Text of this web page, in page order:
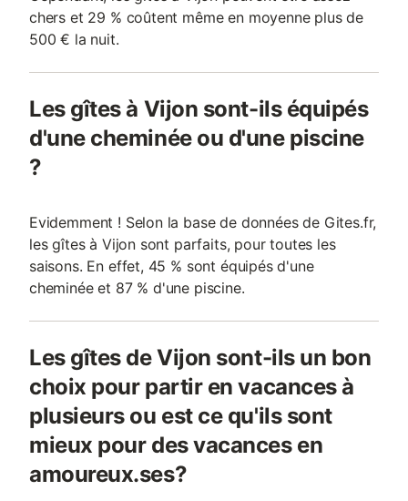
chers et 29 % coûtent même en moyenne plus de
500 € la nuit.
Les gîtes à Vijon sont-ils équipés
d'une cheminée ou d'une piscine
?
Evidemment ! Selon la base de données de Gites.fr,
les gîtes à Vijon sont parfaits, pour toutes les
saisons. En effet, 45 % sont équipés d'une
cheminée et 87 % d'une piscine.
Les gîtes de Vijon sont-ils un bon
choix pour partir en vacances à
plusieurs ou est ce qu'ils sont
mieux pour des vacances en
amoureux.ses?